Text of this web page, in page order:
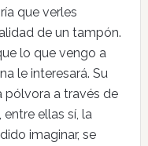
que verles
de un tampón.
lo que vengo a
le interesará. Su
pólvora a través de
ellas sí, la
imaginar, se